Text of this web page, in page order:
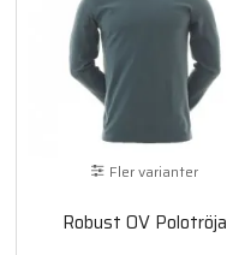
Fler varianter
Robust OV Polotröja